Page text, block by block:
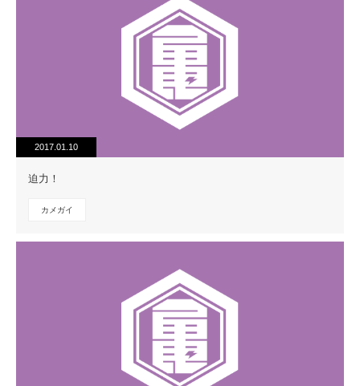
2017.01.10
迫力！
カメガイ